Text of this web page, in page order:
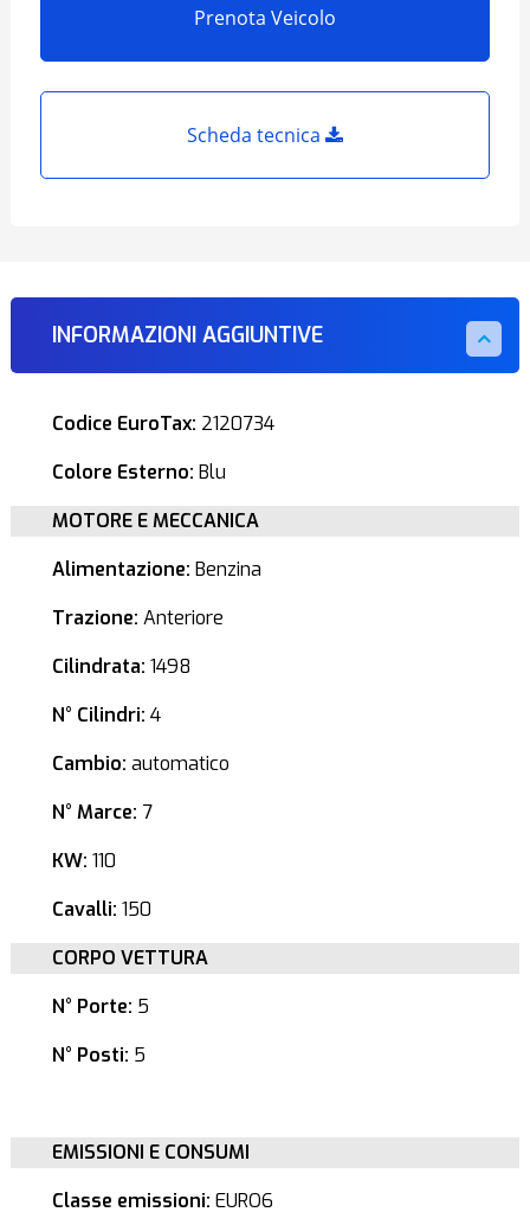
Prenota Veicolo
Scheda tecnica
INFORMAZIONI AGGIUNTIVE
Codice EuroTax: 2120734
Colore Esterno: Blu
MOTORE E MECCANICA
Alimentazione: Benzina
Trazione: Anteriore
Cilindrata: 1498
N° Cilindri: 4
Cambio: automatico
N° Marce: 7
KW: 110
Cavalli: 150
CORPO VETTURA
N° Porte: 5
N° Posti: 5
EMISSIONI E CONSUMI
Classe emissioni: EURO6